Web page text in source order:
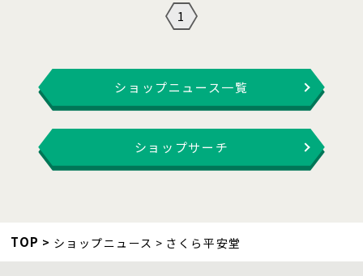
1
ショップニュース一覧
ショップサーチ
TOP ショップニュース さくら平安堂